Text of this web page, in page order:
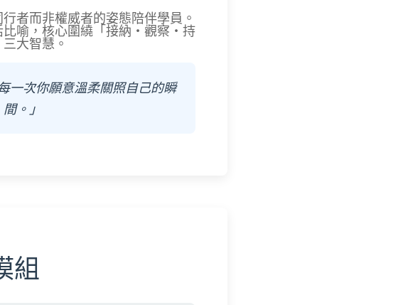
行者而非權威者的姿態陪伴學員。
喻，核心圍繞「接納・觀察・持
大智慧。
一次你願意溫柔關照自己的瞬
間。」
組